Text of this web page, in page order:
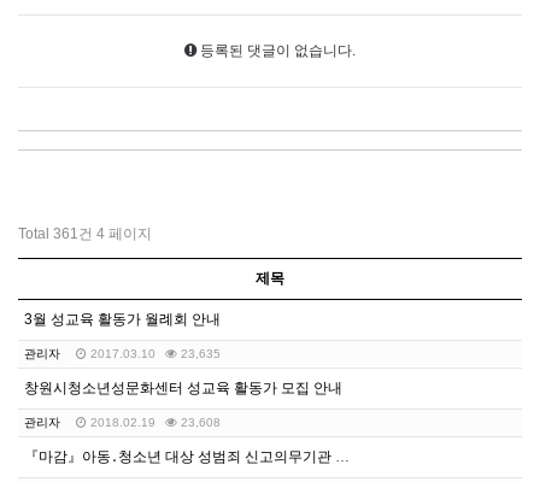
등록된 댓글이 없습니다.
Total 361건 4 페이지
제목
3월 성교육 활동가 월례회 안내
관리자 2017.03.10 23,635
창원시청소년성문화센터 성교육 활동가 모집 안내
관리자 2018.02.19 23,608